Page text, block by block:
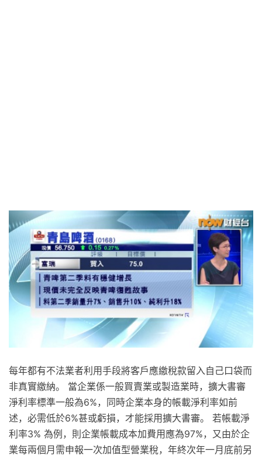
每年都有不法業者利用手段將客戶應繳稅款留入自己口袋而
非真實繳納。 當企業係一般買賣業或製造業時，擴大書審
淨利率標準一般為6%，同時企業本身的帳載淨利率如前
述，必需低於6%甚或虧損，才能採用擴大書審。 若帳載淨
利率3% 為例，則企業帳載成本加費用應為97%，又由於企
業每兩個月需申報一次加值型營業稅，年終次年一月底前另